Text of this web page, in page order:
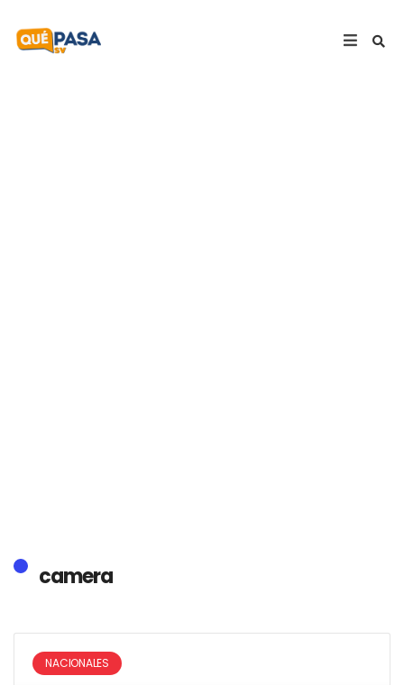
camera
NACIONALES